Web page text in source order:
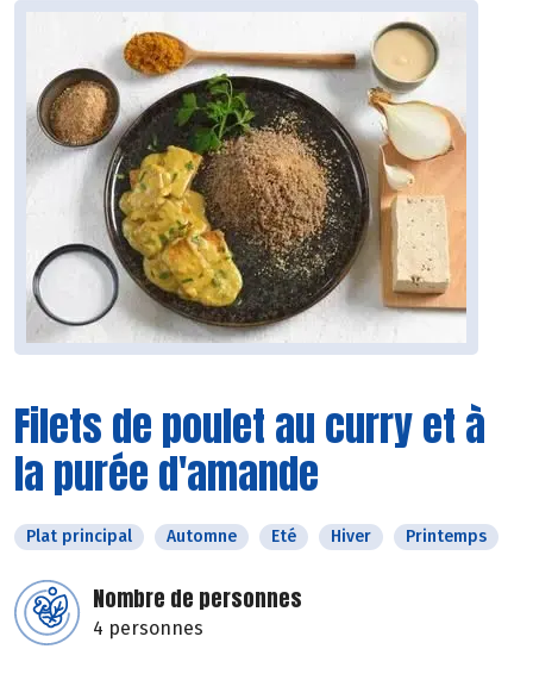
Filets de poulet au curry et à
la purée d'amande
Plat principal Automne Eté Hiver Printemps
Nombre de personnes
4 personnes